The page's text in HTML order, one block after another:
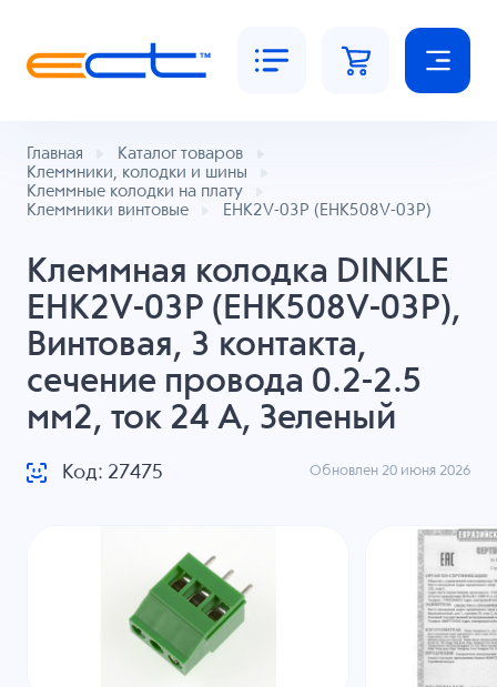
Главная
Каталог товаров
Клеммники, колодки и шины
Клеммные колодки на плату
Клеммники винтовые
EHK2V-03P (EHK508V-03P)
Клеммная колодка DINKLE
EHK2V-03P (EHK508V-03P),
Винтовая, 3 контакта,
сечение провода 0.2-2.5
мм2, ток 24 A, Зеленый
Код: 27475 Обновлен 20 июня 2026